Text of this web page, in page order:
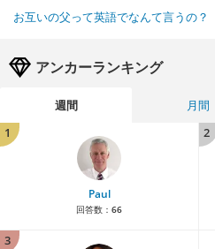
お互いの父って英語でなんて言うの？
アンカーランキング
週間 月間
1
Paul
回答数： 66
2
3